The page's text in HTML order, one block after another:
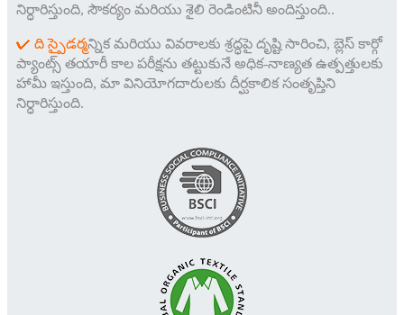
నిర్ధారిస్తుంది, సౌకర్యం మరియు శైలి రెండింటినీ అందిస్తుంది..
✔ ది స్పైడర్మన్నిక మరియు వివరాలకు శ్రద్ధపై దృష్టి సారించి, బ్లెస్ కార్గో
ప్యాంట్స్ తయారీ కాల పరీక్షను తట్టుకునే అధిక-నాణ్యత ఉత్పత్తులకు
హామీ ఇస్తుంది, మా వినియోగదారులకు దీర్ఘకాలిక సంతృప్తిని
నిర్ధారిస్తుంది.